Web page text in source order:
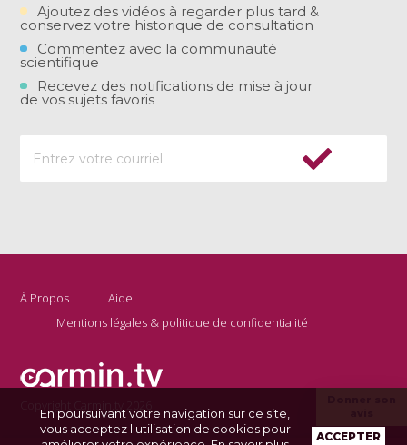
Ajoutez des vidéos à regarder plus tard &
conservez votre historique de consultation
Commentez avec la communauté
scientifique
Recevez des notifications de mise à jour
de vos sujets favoris
À Propos
Aide
Mentions légales & politique de confidentialité
Copyright Carmin.tv 2026
En poursuivant votre navigation sur ce site,
vous acceptez l'utilisation de cookies pour
ACCEPTER